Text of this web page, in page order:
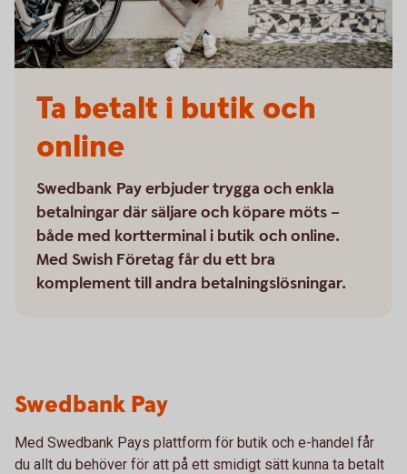
Ta betalt i butik och
online
Swedbank Pay erbjuder trygga och enkla
betalningar där säljare och köpare möts –
både med kortterminal i butik och online.
Med Swish Företag får du ett bra
komplement till andra betalningslösningar.
Swedbank Pay
Med Swedbank Pays plattform för butik och e-handel får
du allt du behöver för att på ett smidigt sätt kunna ta betalt